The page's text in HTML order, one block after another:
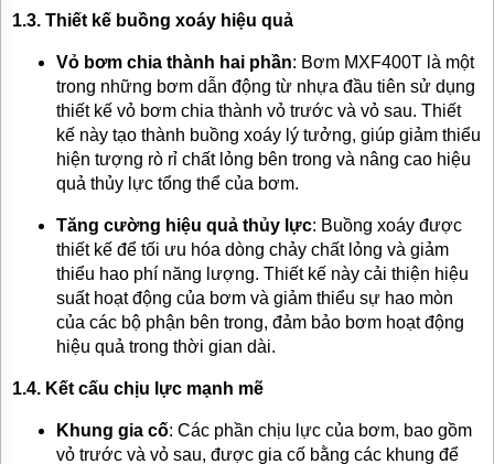
1.3. Thiết kế buồng xoáy hiệu quả
Vỏ bơm chia thành hai phần: Bơm MXF400T là một
trong những bơm dẫn động từ nhựa đầu tiên sử dụng
thiết kế vỏ bơm chia thành vỏ trước và vỏ sau. Thiết
kế này tạo thành buồng xoáy lý tưởng, giúp giảm thiểu
hiện tượng rò rỉ chất lỏng bên trong và nâng cao hiệu
quả thủy lực tổng thể của bơm.
Tăng cường hiệu quả thủy lực: Buồng xoáy được
thiết kế để tối ưu hóa dòng chảy chất lỏng và giảm
thiểu hao phí năng lượng. Thiết kế này cải thiện hiệu
suất hoạt động của bơm và giảm thiểu sự hao mòn
của các bộ phận bên trong, đảm bảo bơm hoạt động
hiệu quả trong thời gian dài.
1.4. Kết cấu chịu lực mạnh mẽ
Khung gia cố: Các phần chịu lực của bơm, bao gồm
vỏ trước và vỏ sau, được gia cố bằng các khung để